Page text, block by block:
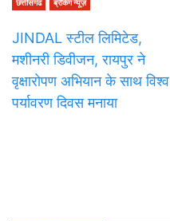
छत्तीसगढ ब्रेकिंग न्यूज़
JINDAL स्टील लिमिटेड,
मशीनरी डिवीजन, रायपुर ने
वृक्षारोपण अभियान के साथ विश्व
पर्यावरण दिवस मनाया